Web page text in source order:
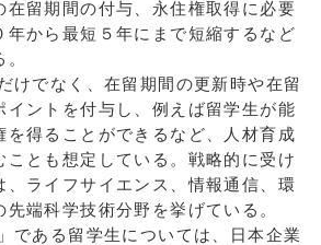
在留期間の付与、永住権取得に必要
年から最短５年にまで短縮するなど
でなく、在留期間の更新時や在留
イントを付与し、例えば留学生が能
を得ることができるなど、人材育成
ことも想定している。戦略的に受け
、ライフサイエンス、情報通信、環
端科学技術分野を挙げている。
ある留学生については、日本企業